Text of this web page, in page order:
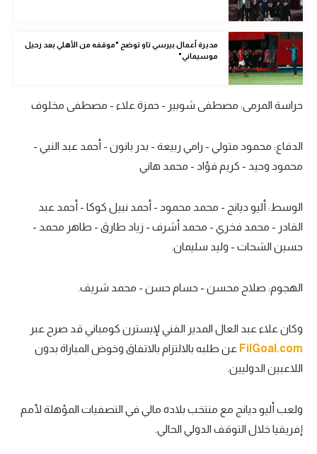
ركن الألعاب
أقسام خاصة
Gamers
تحقيق في الجول
تقرير في الجول
تحليل في الجول
حكايات في الجول
كويز في الجول
فيديو في الجول
مديرة أعمال بيرسي تاو توضح "موقفه من الأهلي بعد رحيل
موسيماني"
حراسة المرمى: مصطفى شوبير - حمزة علاء - مصطفى مخلوف
الدفاع: محمود متولي - رامي ربيعة - بدر بانون - أحمد عبد النبي -
محمود وحيد - كريم فؤاد - محمد هاني
الوسط: أليو ديانج - محمد محمود - أحمد نبيل كوكا - أحمد عبد
القادر - محمد فخري - محمد أشرف - زياد طارق - طاهر محمد -
حسين الشحات - وليد سليمان.
الهجوم: صلاح محسن - حسام حسن - محمد شريف.
وكان علاء عبد العال المدير الفني لإيسترن كومباني قد صرح عبر
FilGoal.com عن طلبه بالالتزام بالاتفاق وخوض المباراة بدون
اللاعبين الدوليين.
ولعب أليو ديانج مع منتخب بلاده مالي في التصفيات المؤهلة لأمم
إفريقيا خلال التوقف الدولي الحالي.